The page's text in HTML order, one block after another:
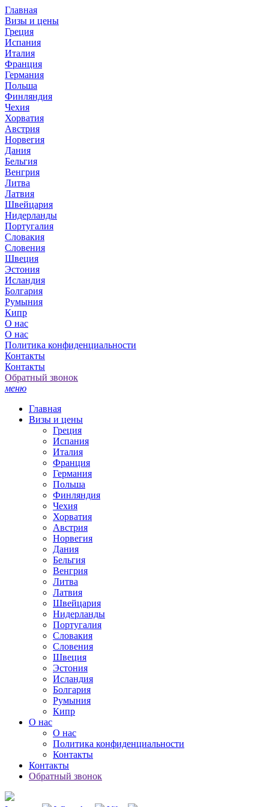
Главная
Визы и цены
Греция
Испания
Италия
Франция
Германия
Польша
Финляндия
Чехия
Хорватия
Австрия
Норвегия
Дания
Бельгия
Венгрия
Литва
Латвия
Швейцария
Нидерланды
Португалия
Словакия
Словения
Швеция
Эстония
Исландия
Болгария
Румыния
Кипр
О нас
О нас
Политика конфиденциальности
Контакты
Контакты
Обратный звонок
меню
Главная
Визы и цены
Греция
Испания
Италия
Франция
Германия
Польша
Финляндия
Чехия
Хорватия
Австрия
Норвегия
Дания
Бельгия
Венгрия
Литва
Латвия
Швейцария
Нидерланды
Португалия
Словакия
Словения
Швеция
Эстония
Исландия
Болгария
Румыния
Кипр
О нас
О нас
Политика конфиденциальности
Контакты
Контакты
Обратный звонок